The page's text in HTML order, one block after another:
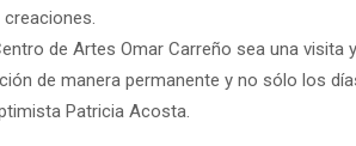
de Artes Omar Carreño sea una visita
de manera permanente y no sólo los
Patricia Acosta.